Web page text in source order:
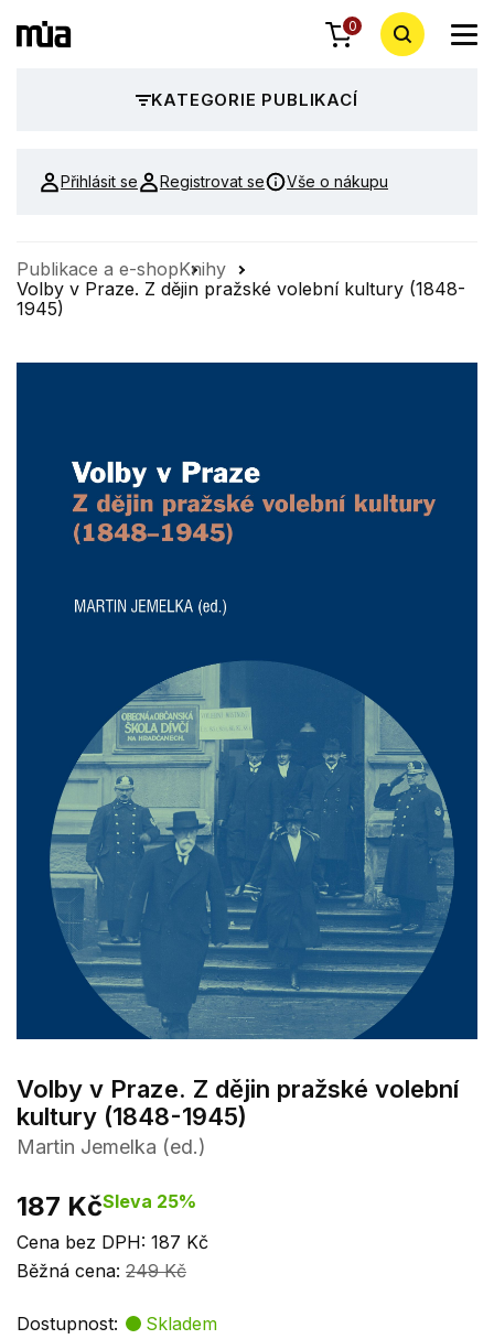
0
KATEGORIE PUBLIKACÍ
Přihlásit se Registrovat se Vše o nákupu
Publikace a e-shopKnihy
Volby v Praze. Z dějin pražské volební kultury (1848-
1945)
Volby v Praze. Z dějin pražské volební
kultury (1848-1945)
Martin Jemelka (ed.)
187 KčSleva 25%
Cena bez DPH: 187 Kč
Běžná cena: 249 Kč
Dostupnost:
Skladem